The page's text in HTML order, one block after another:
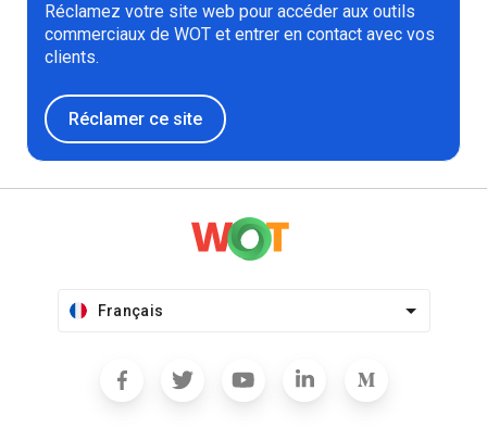
Réclamez votre site web pour accéder aux outils
commerciaux de WOT et entrer en contact avec vos
clients.
Réclamer ce site
Français